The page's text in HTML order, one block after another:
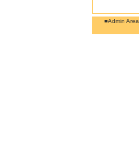
■Admin Area